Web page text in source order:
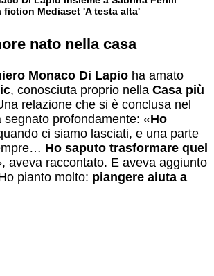
fiction Mediaset 'A testa alta'
nato nella casa
Monaco Di Lapio ha amato
, conosciuta proprio nella Casa più
relazione che si è conclusa nel
segnato profondamente: «Ho
ci siamo lasciati, e una parte
Ho saputo trasformare quel
aveva raccontato. E aveva aggiunto
pianto molto: piangere aiuta a